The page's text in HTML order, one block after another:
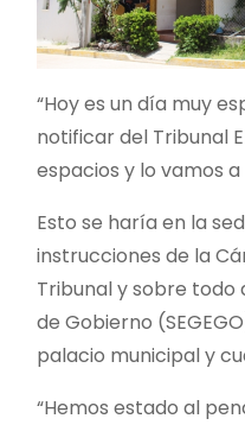
“Hoy es un día muy
notificar del Tribunal
espacios y lo vamos a
Esto se haría en la
instrucciones de la
Tribunal y sobre
de Gobierno
palacio municipal y
“Hemos estado al